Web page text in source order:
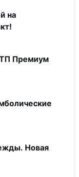
на
Премиум
Новая